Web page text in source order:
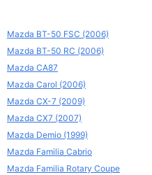
Mazda BT-50 FSC (2006)
Mazda BT-50 RC (2006)
Mazda CA87
Mazda Carol (2006)
Mazda CX-7 (2009)
Mazda CX7 (2007)
Mazda Demio (1999)
Mazda Familia Cabrio
Mazda Familia Rotary Coupe